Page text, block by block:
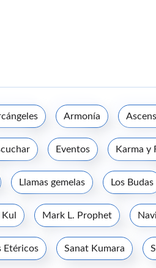
Armonía
Eventos
Llamas gemelas Los Budas
Mark L. Prophet
Etéricos Sanat Kumara